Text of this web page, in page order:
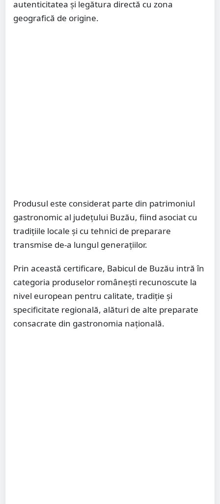
autenticitatea și legătura directă cu zona
geografică de origine.
Produsul este considerat parte din patrimoniul
gastronomic al județului Buzău, fiind asociat cu
tradițiile locale și cu tehnici de preparare
transmise de-a lungul generațiilor.
Prin această certificare, Babicul de Buzău intră în
categoria produselor românești recunoscute la
nivel european pentru calitate, tradiție și
specificitate regională, alături de alte preparate
consacrate din gastronomia națională.